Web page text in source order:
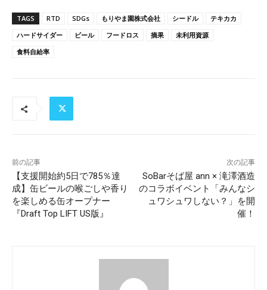
TAGS RTD SDGs もりやま園株式会社 シードル
テキカカ
ハードサイダー
ビール フードロス 摘果
未利用資源
食料自給率
前の記事
【支援開始約5日で785％達
成】缶ビールの喉ごしや香り
を楽しめる缶オープナー
『Draft Top LIFT US版』
次の記事
SoBarそば屋 ann × 滝澤酒造
のコラボイベント「みんなシ
ュワシュワしない？」を開
催！